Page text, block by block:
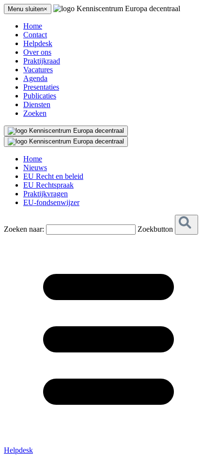
Menu sluiten×
Home
Contact
Helpdesk
Over ons
Praktijkraad
Vacatures
Agenda
Presentaties
Publicaties
Diensten
Zoeken
Home
Nieuws
EU Recht en beleid
EU Rechtspraak
Praktijkvragen
EU-fondsenwijzer
Zoeken naar: Zoekbutton
Helpdesk